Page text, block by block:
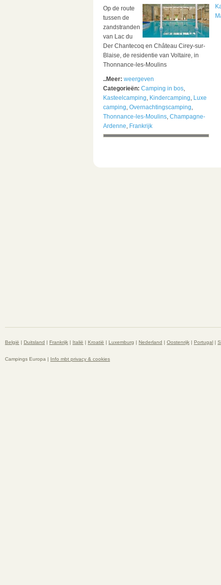
Op de route
tussen de
zandstranden
van Lac du
Der Chantecoq en Château Cirey-sur-
Blaise, de residentie van Voltaire, in
Thonnance-les-Moulins
..Meer: weergeven
Categorieën: Camping in bos,
Kasteelcamping, Kindercamping, Luxe
camping, Overnachtingscamping,
Thonnance-les-Moulins, Champagne-
Ardenne, Frankrijk
België | Duitsland | Frankrijk | Italië | Kroatië | Luxemburg | Nederland | Oostenrijk | Portugal |
Campings Europa | Info mbt privacy & cookies